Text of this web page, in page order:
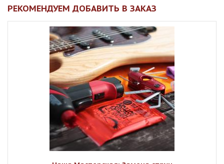
РЕКОМЕНДУЕМ ДОБАВИТЬ В ЗАКАЗ